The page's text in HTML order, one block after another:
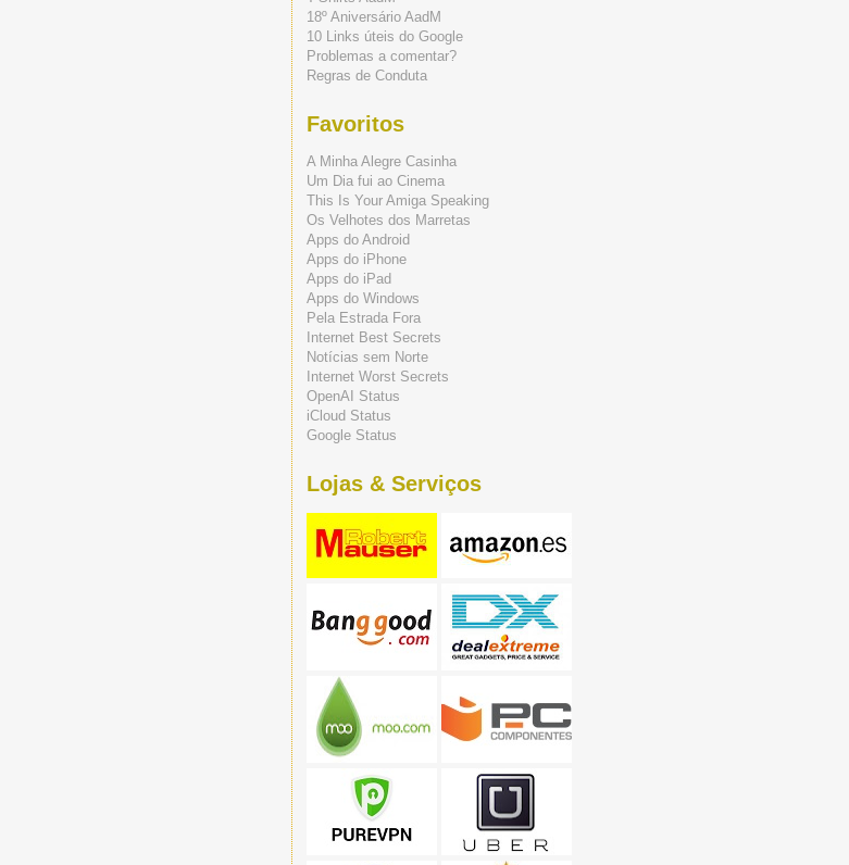
18º Aniversário AadM
10 Links úteis do Google
Problemas a comentar?
Regras de Conduta
Favoritos
A Minha Alegre Casinha
Um Dia fui ao Cinema
This Is Your Amiga Speaking
Os Velhotes dos Marretas
Apps do Android
Apps do iPhone
Apps do iPad
Apps do Windows
Pela Estrada Fora
Internet Best Secrets
Notícias sem Norte
Internet Worst Secrets
OpenAI Status
iCloud Status
Google Status
Lojas & Serviços